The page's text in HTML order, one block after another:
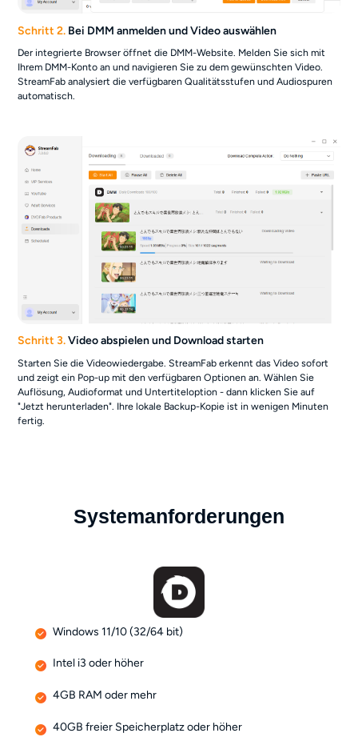
Schritt 2. Bei DMM anmelden und Video auswählen
Der integrierte Browser öffnet die DMM-Website. Melden Sie sich mit
Ihrem DMM-Konto an und navigieren Sie zu dem gewünschten Video.
StreamFab analysiert die verfügbaren Qualitätsstufen und Audiospuren
automatisch.
Schritt 3.Video abspielen und Download starten
Starten Sie die Videowiedergabe. StreamFab erkennt das Video sofort
und zeigt ein Pop-up mit den verfügbaren Optionen an. Wählen Sie
Auflösung, Audioformat und Untertiteloption - dann klicken Sie auf
"Jetzt herunterladen". Ihre lokale Backup-Kopie ist in wenigen Minuten
fertig.
Systemanforderungen
Windows 11/10 (32/64 bit)
Intel i3 oder höher
4GB RAM oder mehr
40GB freier Speicherplatz oder höher